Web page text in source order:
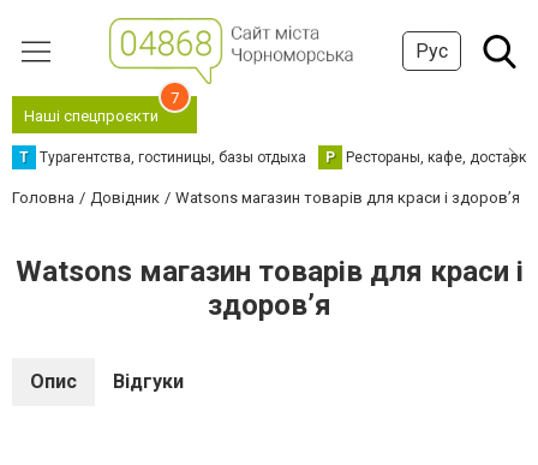
Рус
Наші спецпроєкти
7
Т Турагентства, гостиницы, базы отдыха Р Рестораны, кафе,
Головна Довідник Watsons магазин товарів для краси і здоровʼя
Watsons магазин товарів для краси і
здоровʼя
Опис Відгуки